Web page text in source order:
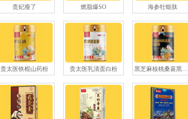
贵妃瘦了 燃脂爆SO 海参牡蛎肽
贵太医铁棍山药粉 贵太医乳清蛋白粉 黑芝麻核桃桑葚黑豆粉